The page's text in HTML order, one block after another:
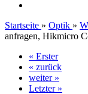
Startseite » Optik »
anfragen, Hikmicro
« Erster
« zurück
weiter »
Letzter »